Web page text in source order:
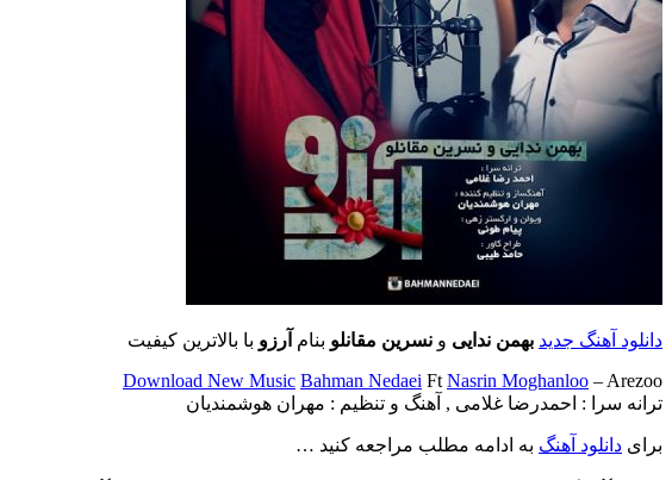
دانلود آهنگ جدید بهمن ندایی و نسرین مقانلو بنام آرزو با بالاترین کیفیت
Download New Music Bahman Nedaei Ft Nasrin Moghanloo – Arezoo
ترانه سرا : احمدرضا غلامی , آهنگ و تنظیم : مهران هوشمندیان
برای دانلود آهنگ به ادامه مطلب مراجعه کنید …